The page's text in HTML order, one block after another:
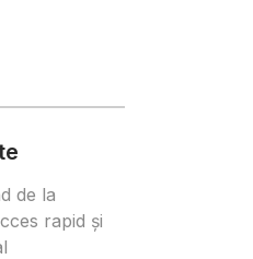
de la
rapid și